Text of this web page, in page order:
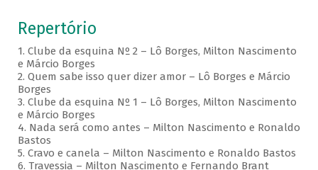
Repertório
1. Clube da esquina Nº 2 – Lô Borges, Milton Nascimento
e Márcio Borges
2. Quem sabe isso quer dizer amor – Lô Borges e Márcio
Borges
3. Clube da esquina Nº 1 – Lô Borges, Milton Nascimento
e Márcio Borges
4. Nada será como antes – Milton Nascimento e Ronaldo
Bastos
5. Cravo e canela – Milton Nascimento e Ronaldo Bastos
6. Travessia – Milton Nascimento e Fernando Brant